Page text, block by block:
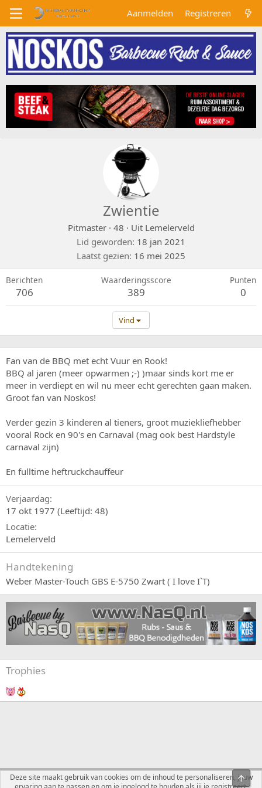
Aanmelden Registreren
Zwientie
Pitmaster · 48 · Uit Lemelerveld
Lid geworden 18 jan 2021
Laatst gezien 16 mei 2025
Berichten
706
Waarderingsscore
389
Punten
0
Vind
Fan van de BBQ met echt Vuur en Rook!
BBQ al jaren (meer opwarmen ;-) )maar sinds kort me er
meer in verdiept en wil nu meer echt gerechten gaan maken.
Groot fan van Noskos!
Verder gezin 3 kinderen al tieners, groot muziekliefhebber
vooral Rock en 90's en Carnaval (mag ook best Hardstyle
carnaval zijn)
En fulltime heftruckchauffeur
Verjaardag
17 okt 1977 (Leeftijd: 48)
Locatie
Lemelerveld
Handtekening
Weber Master-Touch GBS E-5750 Zwart ( I love I`T)
Trophies
Nederlands
Deze site maakt gebruik van cookies om de inhoud te personaliseren, jouw